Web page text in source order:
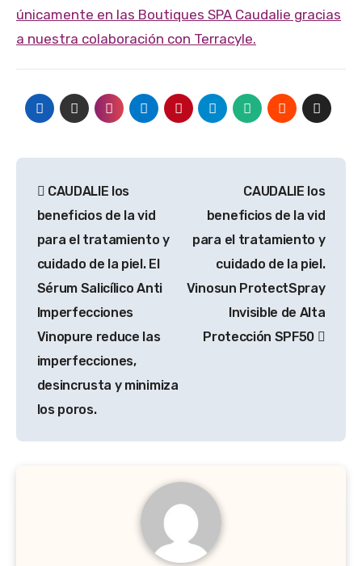
únicamente en las Boutiques SPA Caudalie gracias
a nuestra colaboración con Terracyle.
de
entradas
CAUDALIE los
beneficios de la vid
para el tratamiento y
cuidado de la piel. El
Sérum Salicílico Anti
Imperfecciones
Vinopure reduce las
imperfecciones,
desincrusta y minimiza
los poros.
CAUDALIE los
beneficios de la vid
para el tratamiento y
cuidado de la piel.
Vinosun ProtectSpray
Invisible de Alta
Protección SPF50